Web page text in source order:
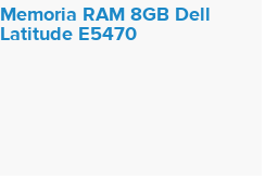
Memoria RAM 8GB Dell
Latitude E5470